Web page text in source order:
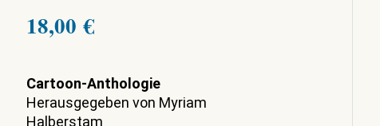
18,00 €
Cartoon-Anthologie
Herausgegeben von Myriam
Halberstam